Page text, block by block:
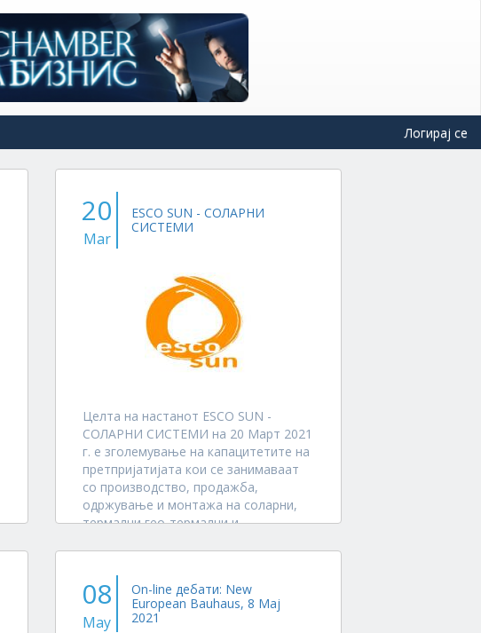
Логирај се
20
Mar
ESCO SUN - СОЛАРНИ
СИСТЕМИ
Целта на настанот ESCO SUN -
СОЛАРНИ СИСТЕМИ на 20 Март 2021
г. е зголемување на капацитетите на
претпријатијата кои се занимаваат
со производство, продажба,
одржување и монтажа на соларни,
термални,гео-термални и
технички...
08
May
On-line дебати: New
European Bauhaus, 8 Мај
2021